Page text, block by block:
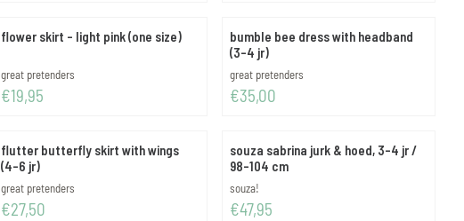
flower skirt - light pink (one size)
Merk:
great pretenders
Prijs: 19,95
€19,95
bumble bee dress with headband
(3-4 jr)
Merk:
great pretenders
Prijs: 35,00
€35,00
flutter butterfly skirt with wings
(4-6 jr)
Merk:
great pretenders
Prijs: 27,50
€27,50
souza sabrina jurk & hoed, 3-4 jr /
98-104 cm
Merk:
souza!
Prijs: 47,95
€47,95